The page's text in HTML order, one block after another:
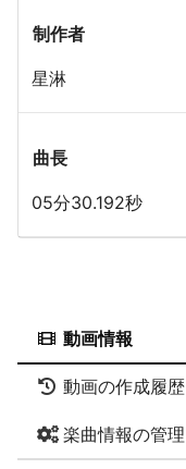
制作者
星淋
曲長
05分30.192秒
動画情報
動画の作成履歴
楽曲情報の管理